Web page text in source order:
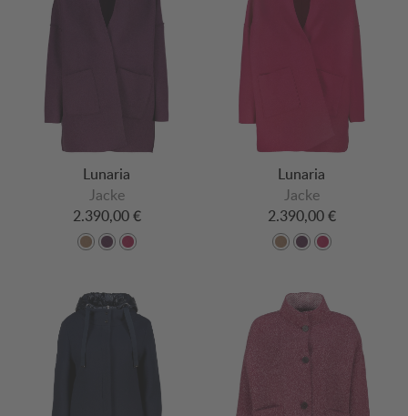
Lunaria
Jacke
2.390,00 €
Lunaria
Jacke
2.390,00 €